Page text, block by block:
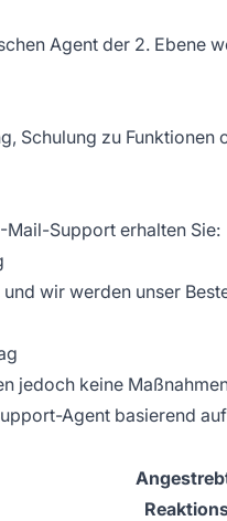
Agent der 2. Ebene
Schulung zu
Support erhalten Sie:
wir werden unser
jedoch keine
Agent basierend